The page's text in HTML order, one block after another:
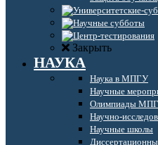
Закрыть
НАУКА
Наука в МПГУ
Научные
Олимпиады
Научно-
Научные школы